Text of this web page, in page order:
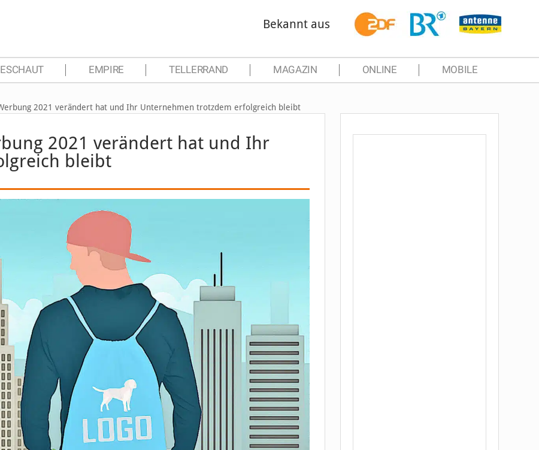
Bekannt aus
EMPIRE TELLERRAND MAGAZIN ONLINE MOBILE
2021 verändert hat und Ihr Unternehmen trotzdem erfolgreich bleibt
2021 verändert hat und Ihr
bleibt